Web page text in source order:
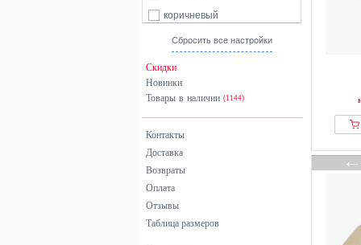
коричневый
красный
розовый
серебристый
серый
хаки
черный
Сбросить все настройки
Скидки
Новинки
Товары в наличии (1144)
Контакты
Доставка
Возвраты
Оплата
Отзывы
Таблица размеров